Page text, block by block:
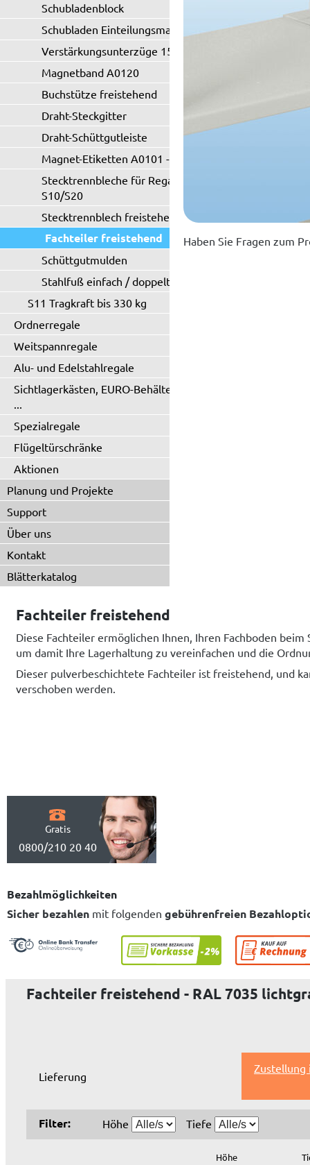
Schubladenblock
Schubladen Einteilungsmaterial
Verstärkungsunterzüge 150 kg
Magnetband A0120
Buchstütze freistehend
Draht-Steckgitter
Draht-Schüttgutleiste
Magnet-Etiketten A0101 - A0102
Stecktrennbleche für Regaltyp
S10/S20
Stecktrennblech freistehend
Fachteiler freistehend
Schüttgutmulden
Stahlfuß einfach / doppelt
S11 Tragkraft bis 330 kg
Ordnerregale
Weitspannregale
Alu- und Edelstahlregale
Sichtlagerkästen, EURO-Behälter
...
Spezialregale
Flügeltürschränke
Aktionen
Planung und Projekte
Support
Über uns
Kontakt
Blätterkatalog
Haben Sie Fragen zum
Fachteiler freistehend
Diese Fachteiler ermöglichen Ihnen, Ihren Fachboden
um damit Ihre Lagerhaltung zu vereinfachen und die
Dieser pulverbeschichtete Fachteiler ist freistehend, und
verschoben werden.
Gratis
0800/210 20 40
Bezahlmöglichkeiten
Sicher bezahlen mit folgenden gebührenfreien
Fachteiler freistehend - RAL 7035
Lieferung
Zustellung
Filter: Höhe Tiefe
Höhe